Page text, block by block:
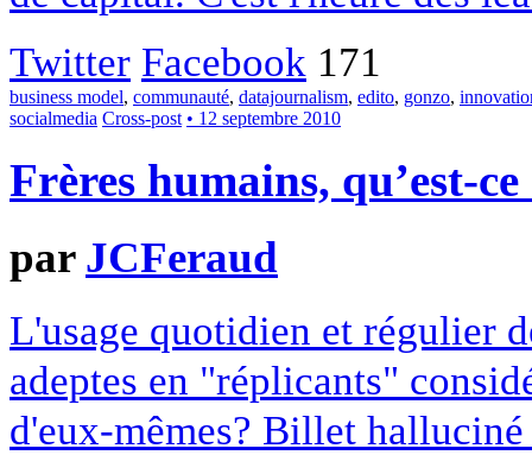
Twitter Facebook 171
business model, communauté, datajournalism, edito, gonzo,
socialmedia Cross-post • 12 septembre 2010
Frères humains, qu’est-
par JCFeraud
L'usage quotidien et régulier
adeptes en "réplicants"
d'eux-mêmes? Billet